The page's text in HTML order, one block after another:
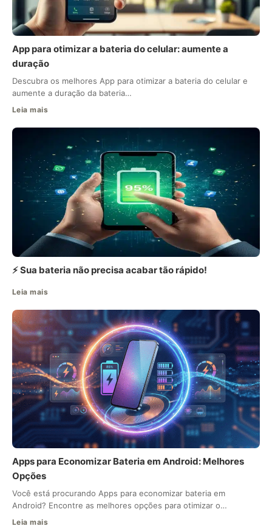
App para otimizar a bateria do celular: aumente a
duração
Descubra os melhores App para otimizar a bateria do celular e
aumente a duração da bateria…
Leia mais
⚡ Sua bateria não precisa acabar tão rápido!
Leia mais
Apps para Economizar Bateria em Android: Melhores
Opções
Você está procurando Apps para economizar bateria em
Android? Encontre as melhores opções para otimizar o…
Leia mais